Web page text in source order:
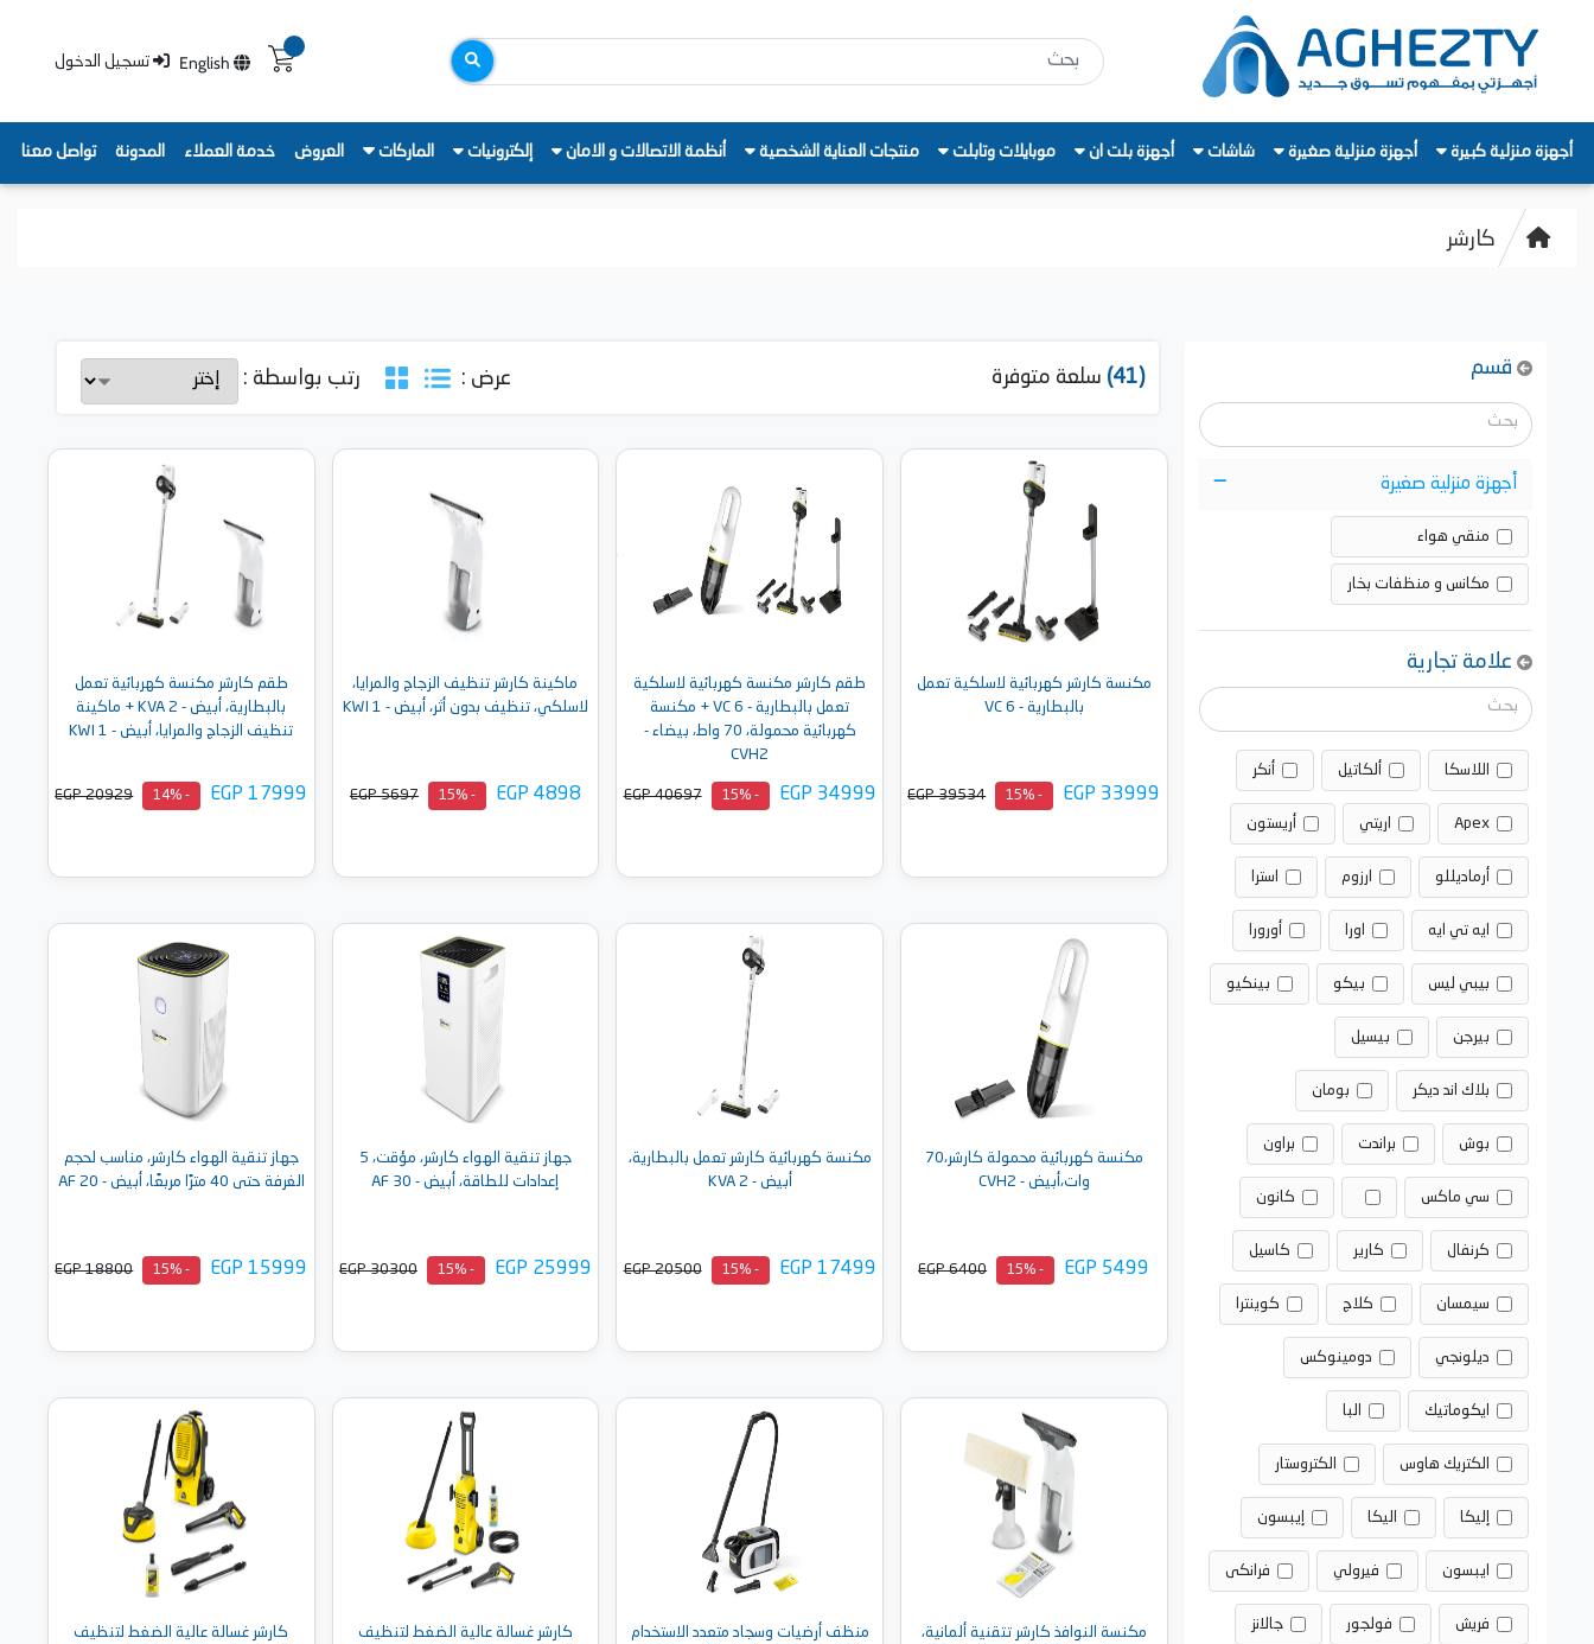
English تسجيل الدخول
أجهزة منزلية كبيرة أجهزة منزلية صغيرة شاشات أجهزة بلت ان موبايلات وتابلت منتجات العناية الشخصية أنظمة الاتصالات و الامان إلكترونيات الماركات العروض خدمة العملاء المدونة تواصل معنا
كارشر
قسم
أجهزة منزلية صغيرة
منقي هواء
مكانس و منظفات بخار
علامة تجارية
اللاسكا ألكاتيل أنكر
Apex اريتي أريستون
أرماديللو ارزوم استرا
ايه تي ايه اورا أورورا
بيبي ليس بيكو بينكيو
بيرجن بيسيل
بلاك اند ديكر بومان
بوش براندت براون
سي ماكس كانون
كرنفال كارير كاسيل
سيمسان كلاج كوينترا
ديلونجي دومينوكس
ايكوماتيك البا
الكتريك هاوس الكتروستار
إليكا اليكا إيبسون
ايبسون فيرولي فرانكى
فريش فولجور جالانز
(41) سلعة متوفرة عرض : رتب بواسطة :
مكنسة كارشر كهربائية لاسلكية تعمل
بالبطارية - VC 6
EGP 33999
- 15%
EGP 39534
أضف إلى السلة
طقم كارشر مكنسة كهربائية لاسلكية
تعمل بالبطارية - VC 6 + مكنسة
كهربائية محمولة، 70 واط، بيضاء -
CVH2
EGP 34999
- 15%
EGP 40697
أضف إلى السلة
ماكينة كارشر تنظيف الزجاج والمرايا،
لاسلكي، تنظيف بدون أثر، أبيض - KWI 1
EGP 4898
- 15%
EGP 5697
أضف إلى السلة
طقم كارشر مكنسة كهربائية تعمل
بالبطارية، أبيض - KVA 2 + ماكينة
تنظيف الزجاج والمرايا، أبيض - KWI 1
EGP 17999
- 14%
EGP 20929
أضف إلى السلة
مكنسة كهربائية محمولة كارشر،70
وات،أبيض - CVH2
EGP 5499
- 15%
EGP 6400
أضف إلى السلة
مكنسة كهربائية كارشر تعمل بالبطارية،
أبيض - KVA 2
EGP 17499
- 15%
EGP 20500
أضف إلى السلة
جهاز تنقية الهواء كارشر، مؤقت، 5
إعدادات للطاقة، أبيض - AF 30
EGP 25999
- 15%
EGP 30300
أضف إلى السلة
جهاز تنقية الهواء كارشر، مناسب لحجم
الغرفة حتى 40 مترًا مربعًا، أبيض - AF 20
EGP 15999
- 15%
EGP 18800
أضف إلى السلة
مكنسة النوافذ كارشر تتقنية ألمانية،
منظف أرضيات وسجاد متعدد الاستخدام
كارشر غسالة عالية الضغط لتنظيف
كارشر غسالة عالية الضغط لتنظيف